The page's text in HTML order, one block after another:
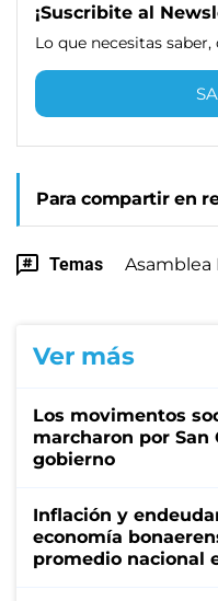
¡Suscribite al
Lo que necesitas
Para compartir en
Temas Asamblea
Ver más
Los movimentos
marcharon por San
gobierno
Inflación y
economía
promedio nacional